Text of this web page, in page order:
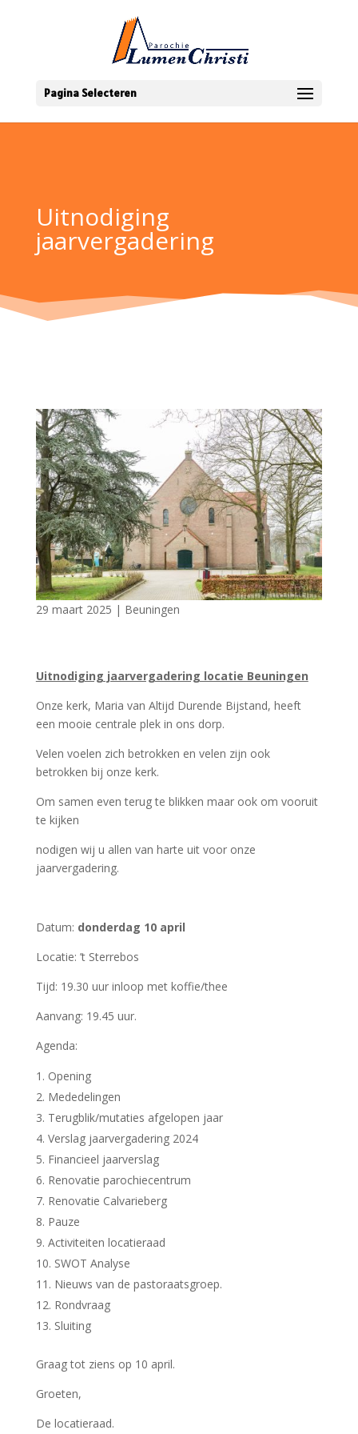
Pagina Selecteren
Uitnodiging
jaarvergadering
29 maart 2025 | Beuningen
Uitnodiging jaarvergadering locatie Beuningen
Onze kerk, Maria van Altijd Durende Bijstand, heeft
een mooie centrale plek in ons dorp.
Velen voelen zich betrokken en velen zijn ook
betrokken bij onze kerk.
Om samen even terug te blikken maar ook om vooruit
te kijken
nodigen wij u allen van harte uit voor onze
jaarvergadering.
Datum: donderdag 10 april
Locatie: ’t Sterrebos
Tijd: 19.30 uur inloop met koffie/thee
Aanvang: 19.45 uur.
Agenda:
Opening
Mededelingen
Terugblik/mutaties afgelopen jaar
Verslag jaarvergadering 2024
Financieel jaarverslag
Renovatie parochiecentrum
Renovatie Calvarieberg
Pauze
Activiteiten locatieraad
SWOT Analyse
Nieuws van de pastoraatsgroep.
Rondvraag
Sluiting
Graag tot ziens op 10 april.
Groeten,
De locatieraad.